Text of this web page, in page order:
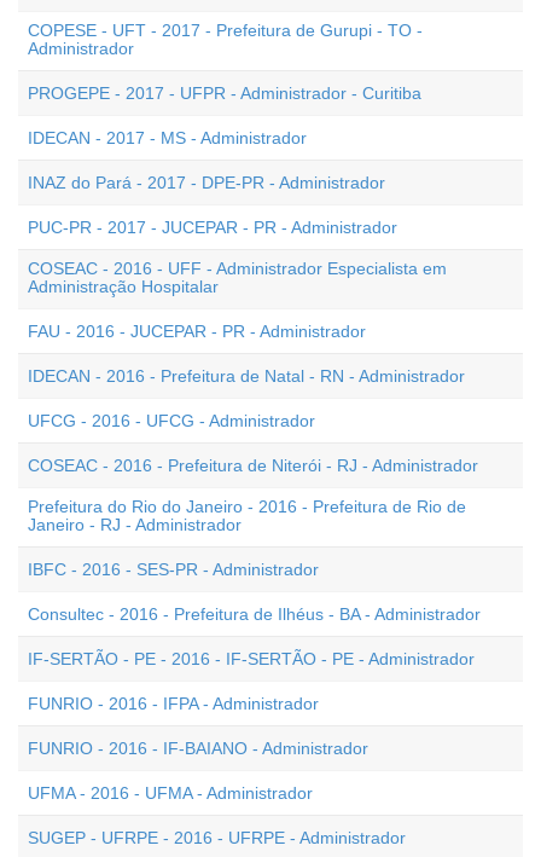
COPESE - UFT - 2017 - Prefeitura de Gurupi - TO -
Administrador
PROGEPE - 2017 - UFPR - Administrador - Curitiba
IDECAN - 2017 - MS - Administrador
INAZ do Pará - 2017 - DPE-PR - Administrador
PUC-PR - 2017 - JUCEPAR - PR - Administrador
COSEAC - 2016 - UFF - Administrador Especialista em
Administração Hospitalar
FAU - 2016 - JUCEPAR - PR - Administrador
IDECAN - 2016 - Prefeitura de Natal - RN - Administrador
UFCG - 2016 - UFCG - Administrador
COSEAC - 2016 - Prefeitura de Niterói - RJ - Administrador
Prefeitura do Rio do Janeiro - 2016 - Prefeitura de Rio de
Janeiro - RJ - Administrador
IBFC - 2016 - SES-PR - Administrador
Consultec - 2016 - Prefeitura de Ilhéus - BA - Administrador
IF-SERTÃO - PE - 2016 - IF-SERTÃO - PE - Administrador
FUNRIO - 2016 - IFPA - Administrador
FUNRIO - 2016 - IF-BAIANO - Administrador
UFMA - 2016 - UFMA - Administrador
SUGEP - UFRPE - 2016 - UFRPE - Administrador